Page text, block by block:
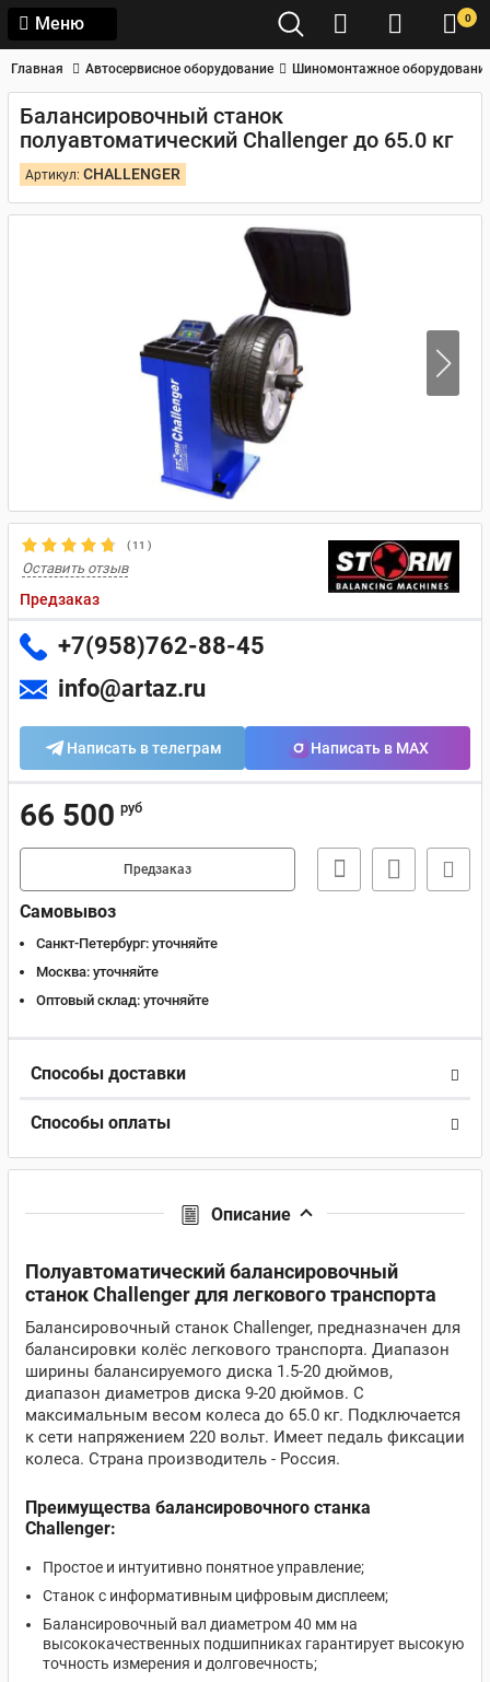
Меню 0
Главная Автосервисное оборудование Шиномонтажное
Балансировочный станок
полуавтоматический Challenger до 65.0 кг
Артикул: CHALLENGER
(11 )
Оставить отзыв
Предзаказ
+7(958)762-88-45
info@artaz.ru
Написать в телеграм Написать в MAX
66 500 руб
Предзаказ
Самовывоз
Санкт-Петербург: уточняйте
Москва: уточняйте
Оптовый склад: уточняйте
Способы доставки
Способы оплаты
Описание
Полуавтоматический балансировочный
станок Challenger для легкового транспорта
Балансировочный станок Challenger, предназначен для
балансировки колёс легкового транспорта. Диапазон
ширины балансируемого диска 1.5-20 дюймов,
диапазон диаметров диска 9-20 дюймов. С
максимальным весом колеса до 65.0 кг. Подключается
к сети напряжением 220 вольт. Имеет педаль фиксации
колеса. Страна производитель - Россия.
Преимущества балансировочного станка
Challenger:
Простое и интуитивно понятное управление;
Станок с информативным цифровым дисплеем;
Балансировочный вал диаметром 40 мм на
высококачественных подшипниках гарантирует высокую
точность измерения и долговечность;